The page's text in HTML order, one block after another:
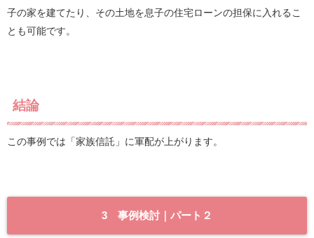
子の家を建てたり、その土地を息子の住宅ローンの担保に入れるこ
とも可能です。
結論
この事例では「家族信託」に軍配が上がります。
3 事例検討｜パート２